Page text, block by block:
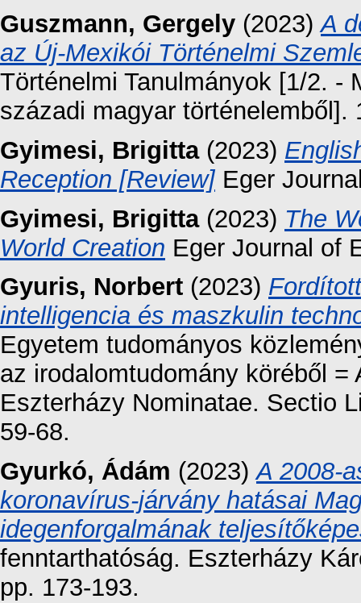
Guszmann, Gergely (2023)A
az Új-Mexikói Történelmi
Történelmi Tanulmányok [1/2. -
századi magyar történelemből].
Gyimesi, Brigitta(2023)
Reception [Review]Eger
Gyimesi, Brigitta(2023) The
World Creation Eger Journal of
Gyuris, Norbert (2023)
intelligencia és maszkulin
Egyetem tudományos
az irodalomtudomány köréből
Eszterházy Nominatae. Sectio
59-68.
Gyurkó, Ádám (2023)A 2008-
koronavírus-járvány hatásai
idegenforgalmának
fenntarthatóság. Eszterházy
pp. 173-193.